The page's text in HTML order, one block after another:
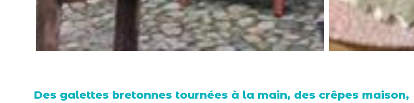
Des galettes bretonnes tournées à la main, des crêpes maison,